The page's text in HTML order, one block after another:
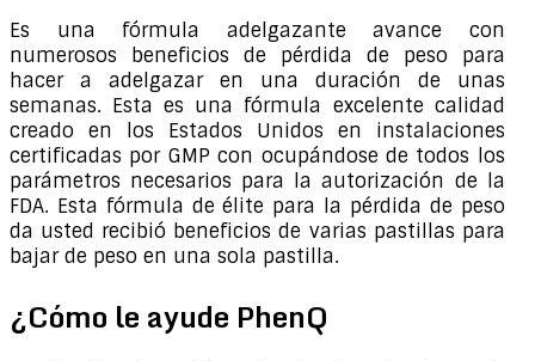
Es una fórmula adelgazante avance con
numerosos beneficios de pérdida de peso para
hacer a adelgazar en una duración de unas
semanas. Esta es una fórmula excelente calidad
creado en los Estados Unidos en instalaciones
certificadas por GMP con ocupándose de todos los
parámetros necesarios para la autorización de la
FDA. Esta fórmula de élite para la pérdida de peso
da usted recibió beneficios de varias pastillas para
bajar de peso en una sola pastilla.
¿Cómo le ayude PhenQ